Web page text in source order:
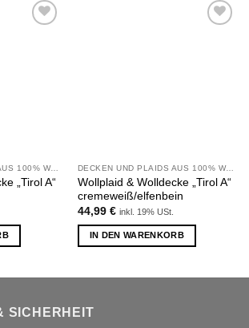
DECKEN UND PLAIDS AUS 100% WOLLE
„Tirol A“
DECKEN UND PLAIDS AUS 100% WOLLE
Wollplaid & Wolldecke „Tirol A“
cremeweiß/elfenbein
44,99 € inkl. 19% USt.
IN DEN WARENKORB
SICHERHEIT